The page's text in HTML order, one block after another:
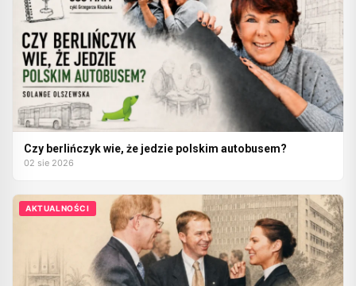
Czy berlińczyk wie, że jedzie polskim autobusem?
02 sie 2026
AKTUALNOŚCI